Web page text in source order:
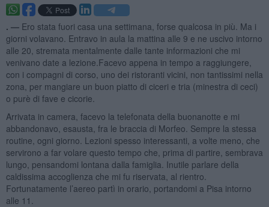
. — Ero stata fuori casa una settimana, forse qualcosa in più. Ma i
giorni volavano. Entravo in aula la mattina alle 9 e ne uscivo intorno
alle 20, stremata mentalmente dalle tante informazioni che mi
venivano date a lezione.Facevo appena in tempo a raggiungere,
con i compagni di corso, uno dei ristoranti vicini, non tantissimi nella
zona, per mangiare un buon piatto di ciceri e tria (minestra di ceci)
o purè di fave e cicorie.
Arrivata in camera, facevo la telefonata della buonanotte e mi
abbandonavo, esausta, fra le braccia di Morfeo. Sempre la stessa
routine, ogni giorno. Lezioni spesso interessanti, a volte meno, che
servirono a far volare questo tempo che, prima di partire, sembrava
lungo, pensandomi lontana dalla famiglia. Inutile parlare della
caldissima accoglienza che mi fu riservata, al rientro.
Fortunatamente l’aereo partì in orario, portandomi a Pisa intorno
alle 11.